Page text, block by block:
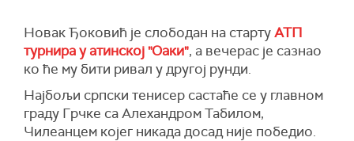
Новак Ђоковић је слободан на стартуАТП
турнира у атинској "Оаки", а вечерас је сазнао
ко ће му бити ривал у другој рунди.
Најбољи српски тенисер састаће се у главном
граду Грчке са Алехандром Табилом,
Чилеанцем којег никада досад није победио.